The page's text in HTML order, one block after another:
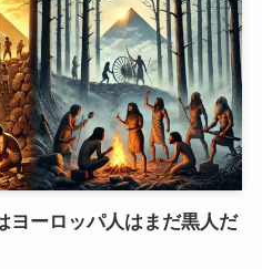
ヨーロッパ人はまだ黒人だ